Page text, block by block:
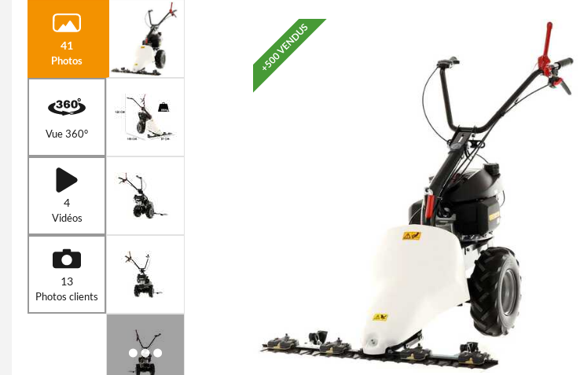
41
Photos
Vue 360°
4
Vidéos
13
Photos clients
+500 VENDUS